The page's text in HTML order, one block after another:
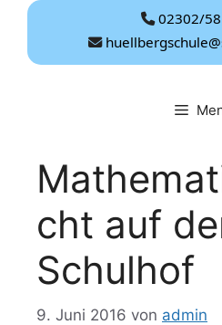
Zum
springen
02302/
cht auf
Schulhof
9. Juni 2016 von admin